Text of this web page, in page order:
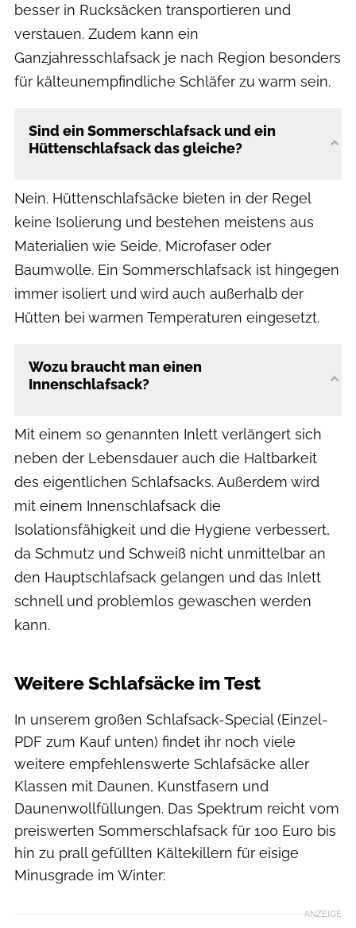
besser in Rucksäcken transportieren und
verstauen. Zudem kann ein
Ganzjahresschlafsack je nach Region besonders
für kälteunempfindliche Schläfer zu warm sein.
Sind ein Sommerschlafsack und ein
Hüttenschlafsack das gleiche?
Nein. Hüttenschlafsäcke bieten in der Regel
keine Isolierung und bestehen meistens aus
Materialien wie Seide, Microfaser oder
Baumwolle. Ein Sommerschlafsack ist hingegen
immer isoliert und wird auch außerhalb der
Hütten bei warmen Temperaturen eingesetzt.
Wozu braucht man einen
Innenschlafsack?
Mit einem so genannten Inlett verlängert sich
neben der Lebensdauer auch die Haltbarkeit
des eigentlichen Schlafsacks. Außerdem wird
mit einem Innenschlafsack die
Isolationsfähigkeit und die Hygiene verbessert,
da Schmutz und Schweiß nicht unmittelbar an
den Hauptschlafsack gelangen und das Inlett
schnell und problemlos gewaschen werden
kann.
Weitere Schlafsäcke im Test
In unserem großen Schlafsack-Special (Einzel-
PDF zum Kauf unten) findet ihr noch viele
weitere empfehlenswerte Schlafsäcke aller
Klassen mit Daunen, Kunstfasern und
Daunenwollfüllungen. Das Spektrum reicht vom
preiswerten Sommerschlafsack für 100 Euro bis
hin zu prall gefüllten Kältekillern für eisige
Minusgrade im Winter:
ANZEIGE